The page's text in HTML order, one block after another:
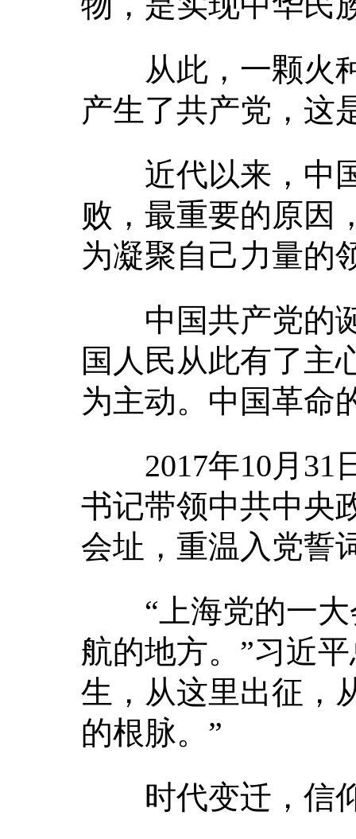
从此，一颗火种
产生了共产党，这
近代以来，中国
败，最重要的原因
为凝聚自己力量的
中国共产党的诞
国人民从此有了主
为主动。中国革命
2017年10月31
书记带领中共中央
会址，重温入党誓
“上海党的一大
航的地方。”习近
生，从这里出征，
的根脉。”
时代变迁，信仰